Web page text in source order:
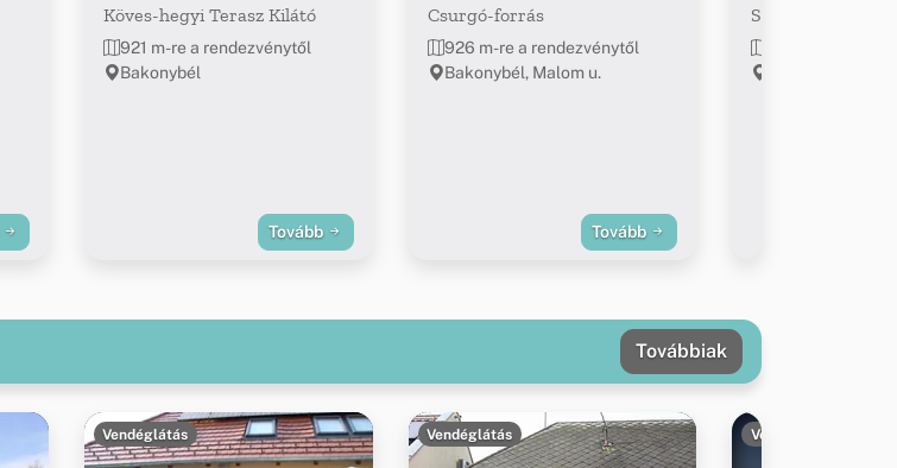
Köves-hegyi Terasz Kilátó
921 m-re a rendezvénytől
Bakonybél
Tovább
Csurgó-forrás
926 m-re a rendezvénytől
Bakonybél, Malom u.
Tovább
Sírkert,
Továbbiak
Vendéglátás Vendéglátás Vendéglátás